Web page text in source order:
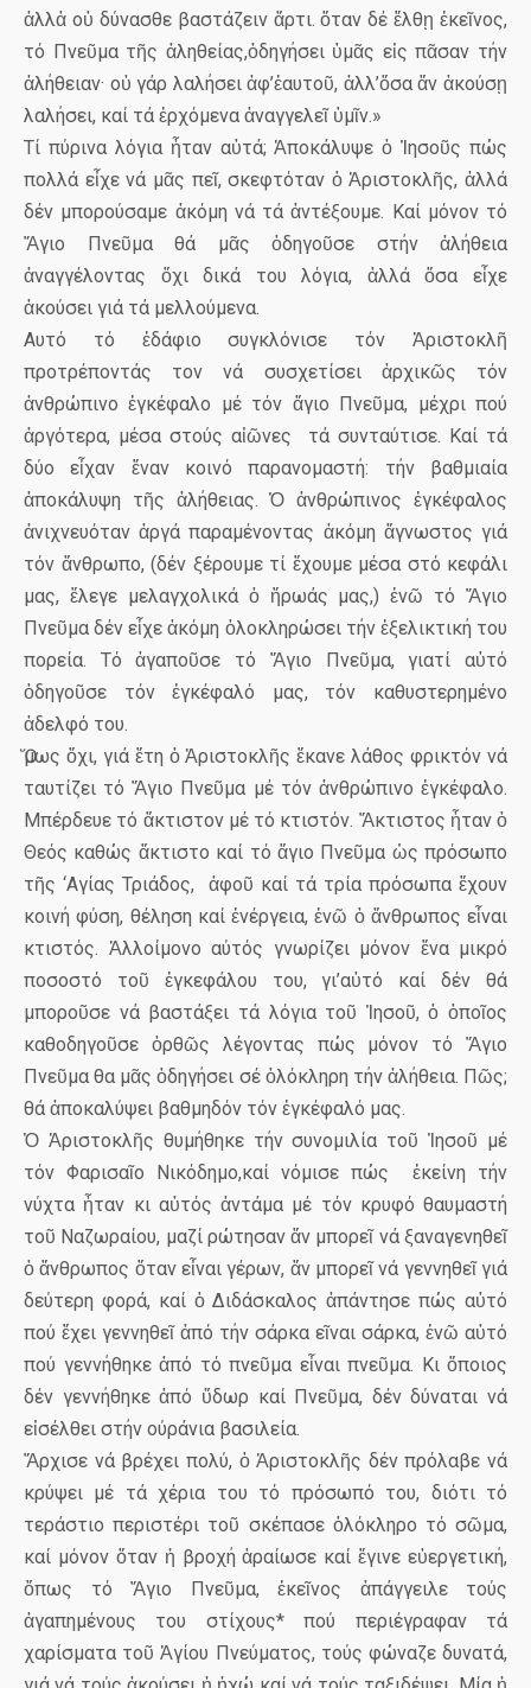
ἀλλἀ οὐ δύνασθε βαστάζειν ἄρτι. ὅταν δέ ἔλθῃ ἐκεῖνος,
τό Πνεῦμα τῆς ἀληθείας,ὁδηγήσει ὑμᾶς εἰς πᾶσαν τήν
ἀλήθειαν· οὐ γάρ λαλήσει ἀφ’ἐαυτοῦ, ἀλλ’ὅσα ἄν ἀκούσῃ
λαλήσει, καί τά ἐρχόμενα ἀναγγελεῖ ὑμῖν.»
Τί πύρινα λόγια ἦταν αὐτά; Ἀποκάλυψε ὁ Ἰησοῦς πώς
πολλά εἶχε νά μᾶς πεῖ, σκεφτόταν ὁ Ἀριστοκλῆς, ἀλλά
δέν μπορούσαμε ἀκόμη νά τά ἀντέξουμε. Καί μόνον τό
Ἅγιο Πνεῦμα θά μᾶς ὁδηγοῦσε στήν ἀλήθεια
ἀναγγέλοντας ὄχι δικά του λόγια, ἀλλά ὅσα εἶχε
ἀκούσει γιά τά μελλούμενα.
Αυτό τό ἐδάφιο συγκλόνισε τόν Ἀριστοκλῆ
προτρέποντάς τον νά συσχετίσει ἀρχικῶς τόν
ἀνθρώπινο ἐγκέφαλο μέ τόν ἅγιο Πνεῦμα, μέχρι πού
ἀργότερα, μέσα στούς αἰῶνες
τά συνταύτισε. Καί τά
δύο εἶχαν ἔναν κοινό παρανομαστή: τήν βαθμιαία
ἀποκάλυψη τῆς ἀλήθειας. Ὁ ἀνθρώπινος ἐγκέφαλος
ἀνιχνευόταν ἀργά παραμένοντας ἀκόμη ἄγνωστος γιά
τόν ἄνθρωπο, (δέν ξέρουμε τί ἔχουμε μέσα στό κεφάλι
μας, ἔλεγε μελαγχολικά ὁ ἥρωάς μας,) ἐνῶ τό Ἅγιο
Πνεῦμα δέν εἶχε ἀκόμη ὁλοκληρώσει τήν ἐξελικτική του
πορεία. Τό ἀγαποῦσε τό Ἄγιο Πνεῦμα, γιατί αὐτό
ὁδηγοῦσε τόν ἐγκέφαλό μας, τόν καθυστερημένο
ἀδελφό του.
Ὅμως ὄχι, γιά ἔτη ὁ Ἀριστοκλῆς ἔκανε λάθος φρικτόν νά
ταυτίζει τό Ἅγιο Πνεῦμα μέ τόν ἀνθρώπινο ἐγκέφαλο.
Μπέρδευε τό ἄκτιστον μέ τό κτιστόν. Ἄκτιστος ἦταν ὁ
Θεός καθώς ἄκτιστο καί τό ἅγιο Πνεῦμα ὡς πρόσωπο
τῆς ‘Αγίας Τριάδος,
ἀφοῦ καί τά τρία πρόσωπα ἔχουν
κοινή φύση, θέληση καί ἐνέργεια, ἐνῶ ὁ ἄνθρωπος εἶναι
κτιστός. Ἀλλοίμονο αύτός γνωρίζει μόνον ἔνα μικρό
ποσοστό τοῦ ἐγκεφάλου του, γι’αὐτό καί δέν θά
μποροῦσε νά βαστάξει τά λόγια τοῦ Ἰησοῦ, ὁ ὁποῖος
καθοδηγοῦσε ὀρθῶς λέγοντας πώς μόνον τό Ἅγιο
Πνεῦμα θα μᾶς ὁδηγήσει σέ ὁλόκληρη τήν ἀλήθεια. Πῶς;
θά ἀποκαλύψει βαθμηδόν τόν ἐγκέφαλό μας.
Ὁ Ἀριστοκλῆς θυμήθηκε τήν συνομιλία τοῦ Ἰησοῦ μέ
τόν Φαρισαῖο Νικόδημο,καί νόμισε πώς
ἐκείνη τήν
νύχτα ἦταν κι αὐτός ἀντάμα μέ τόν κρυφό θαυμαστή
τοῦ Ναζωραίου, μαζί ρώτησαν ἄν μπορεῖ νά ξαναγενηθεῖ
ὁ ἄνθρωπος ὅταν εἶναι γέρων, ἄν μπορεῖ νά γεννηθεῖ γιά
δεύτερη φορά, καί ὁ Διδάσκαλος ἀπάντησε πώς αὐτό
πού ἔχει γεννηθεῖ ἀπό τήν σάρκα εῖναι σάρκα, ἐνῶ αὐτό
πού γεννήθηκε ἀπό τό πνεῦμα εἶναι πνεῦμα. Κι ὅποιος
δέν γεννήθηκε ἀπό ὕδωρ καί Πνεῦμα, δέν δύναται νά
εἰσέλθει στήν ούράνια βασιλεία.
Ἄρχισε νά βρέχει πολύ, ὁ Ἀριστοκλῆς δέν πρόλαβε νά
κρύψει μέ τά χέρια του τό πρόσωπό του, διότι τό
τεράστιο περιστέρι τοῦ σκέπασε ὁλόκληρο τό σῶμα,
καί μόνον ὅταν ἡ βροχή ἀραίωσε καί ἔγινε εὐεργετική,
ὅπως τό Ἄγιο Πνεῦμα, ἐκεῖνος ἀπάγγειλε τούς
ἀγαπημένους του στίχους* πού περιέγραφαν τά
χαρίσματα τοῦ Ἁγίου Πνεύματος, τούς φώναζε δυνατά,